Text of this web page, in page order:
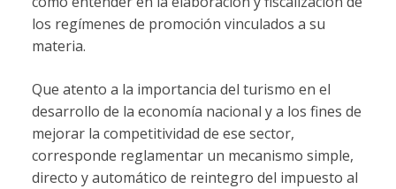
los regímenes de promoción vinculados a su
materia.
Que atento a la importancia del turismo en el
desarrollo de la economía nacional y a los fines de
mejorar la competitividad de ese sector,
corresponde reglamentar un mecanismo simple,
directo y automático de reintegro del impuesto al